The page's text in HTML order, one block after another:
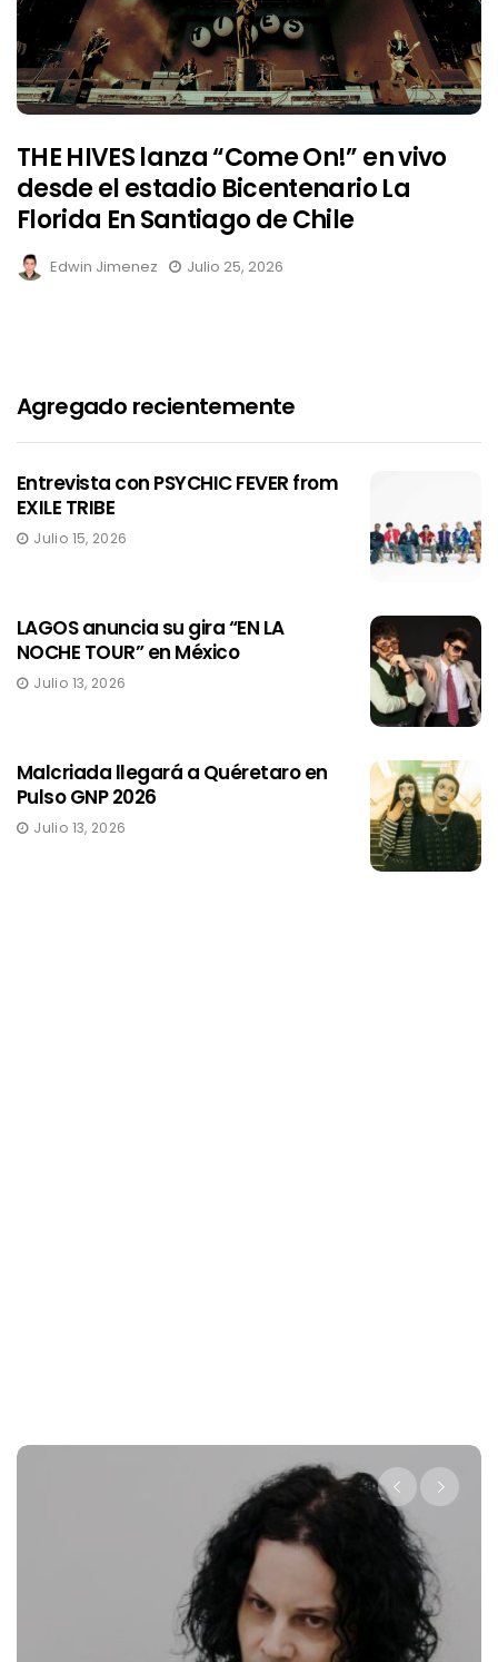
THE HIVES lanza “Come On!” en vivo
desde el estadio Bicentenario La
Florida En Santiago de Chile
Edwin Jimenez Julio 25, 2026
Agregado recientemente
Entrevista con PSYCHIC FEVER from
EXILE TRIBE
Julio 15, 2026
LAGOS anuncia su gira “EN LA
NOCHE TOUR” en México
Julio 13, 2026
Malcriada llegará a Quéretaro en
Pulso GNP 2026
Julio 13, 2026